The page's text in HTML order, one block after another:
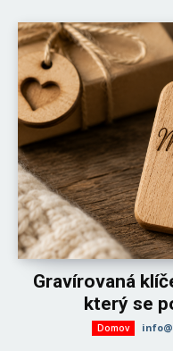
Gravírovaná
který se
Domov